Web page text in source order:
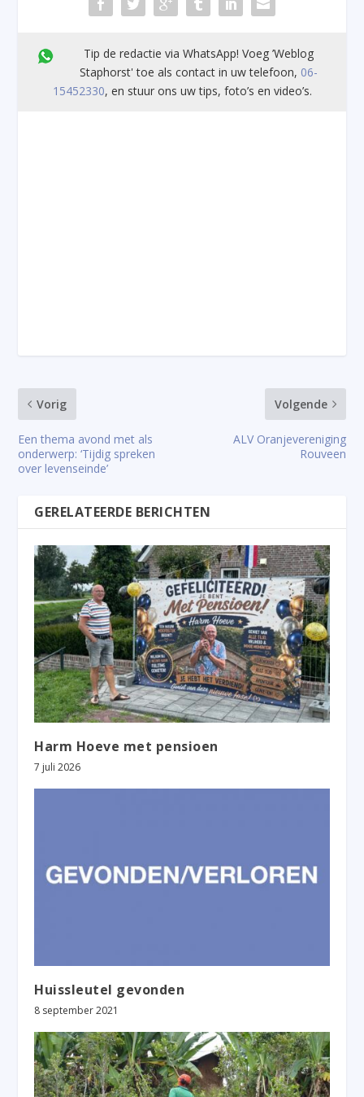
Tip de redactie via WhatsApp! Voeg ’Weblog
Staphorst' toe als contact in uw telefoon, 06-
15452330, en stuur ons uw tips, foto’s en video’s.
Vorig
Een thema avond met als
onderwerp: ‘Tijdig spreken
over levenseinde’
Volgende
ALV Oranjevereniging
Rouveen
GERELATEERDE BERICHTEN
Harm Hoeve met pensioen
7 juli 2026
Huissleutel gevonden
8 september 2021